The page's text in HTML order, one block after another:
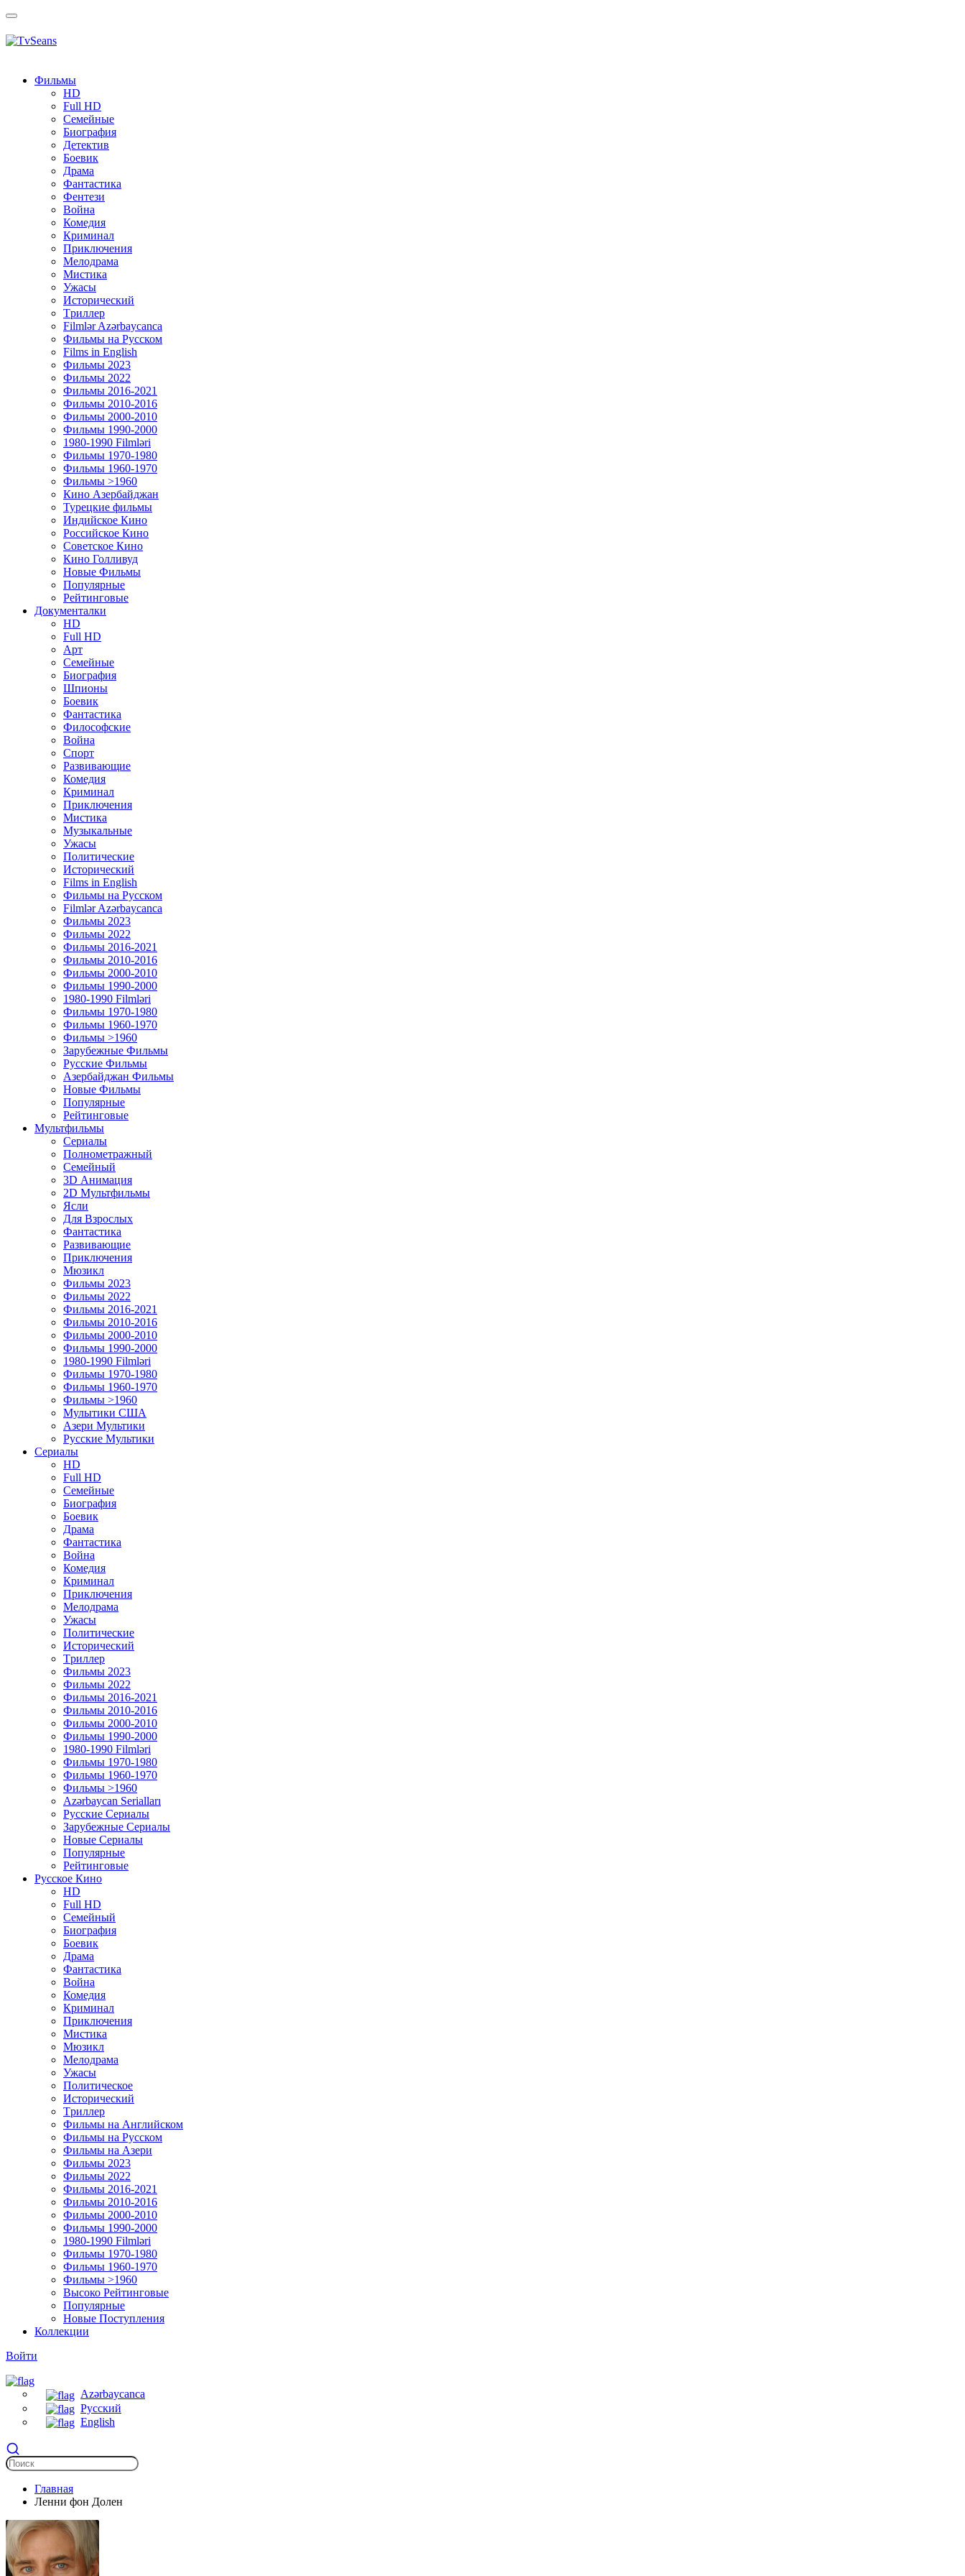
Toggle
Фильмы
HD
Full HD
Семейные
Биография
Детектив
Боевик
Драма
Фантастика
Фентези
Война
Комедия
Криминал
Приключения
Мелодрама
Мистика
Ужасы
Исторический
Tриллер
Filmlər Azərbaycanca
Фильмы на Русском
Films in English
Фильмы 2023
Фильмы 2022
Фильмы 2016-2021
Фильмы 2010-2016
Фильмы 2000-2010
Фильмы 1990-2000
1980-1990 Filmləri
Фильмы 1970-1980
Фильмы 1960-1970
Фильмы >1960
Кино Азербайджан
Турецкие фильмы
Индийское Кино
Российское Кино
Советское Кино
Кино Голливуд
Новые Фильмы
Популярные
Рейтинговые
Документалки
HD
Full HD
Арт
Семейные
Биография
Шпионы
Боевик
Фантастика
Философские
Война
Спорт
Развивающие
Комедия
Криминал
Приключения
Мистика
Музыкальные
Ужасы
Политические
Исторический
Films in English
Фильмы на Русском
Filmlər Azərbaycanca
Фильмы 2023
Фильмы 2022
Фильмы 2016-2021
Фильмы 2010-2016
Фильмы 2000-2010
Фильмы 1990-2000
1980-1990 Filmləri
Фильмы 1970-1980
Фильмы 1960-1970
Фильмы >1960
Зарубежные Фильмы
Русские Фильмы
Азербайджан Фильмы
Новые Фильмы
Популярные
Рейтинговые
Мультфильмы
Сериалы
Полнометражный
Семейный
3D Анимация
2D Мультфильмы
Ясли
Для Взрослых
Фантастика
Развивающие
Приключения
Мюзикл
Фильмы 2023
Фильмы 2022
Фильмы 2016-2021
Фильмы 2010-2016
Фильмы 2000-2010
Фильмы 1990-2000
1980-1990 Filmləri
Фильмы 1970-1980
Фильмы 1960-1970
Фильмы >1960
Мулытики США
Азери Мультики
Русские Мультики
Сериалы
HD
Full HD
Семейные
Биография
Боевик
Драма
Фантастика
Война
Комедия
Криминал
Приключения
Мелодрама
Ужасы
Политические
Исторический
Tриллер
Фильмы 2023
Фильмы 2022
Фильмы 2016-2021
Фильмы 2010-2016
Фильмы 2000-2010
Фильмы 1990-2000
1980-1990 Filmləri
Фильмы 1970-1980
Фильмы 1960-1970
Фильмы >1960
Azərbaycan Serialları
Русские Сериалы
Зарубежные Сериалы
Новые Сериалы
Популярные
Рейтинговые
Русское Кино
HD
Full HD
Семейный
Биография
Боевик
Драма
Фантастика
Война
Комедия
Криминал
Приключения
Мистика
Мюзикл
Мелодрама
Ужасы
Политическое
Исторический
Tриллер
Фильмы на Английском
Фильмы на Русском
Фильмы на Азери
Фильмы 2023
Фильмы 2022
Фильмы 2016-2021
Фильмы 2010-2016
Фильмы 2000-2010
Фильмы 1990-2000
1980-1990 Filmləri
Фильмы 1970-1980
Фильмы 1960-1970
Фильмы >1960
Высоко Рейтинговые
Популярные
Новые Поступления
Коллекции
Войти
Azərbaycanca
Русский
English
Главная
Ленни фон Долен